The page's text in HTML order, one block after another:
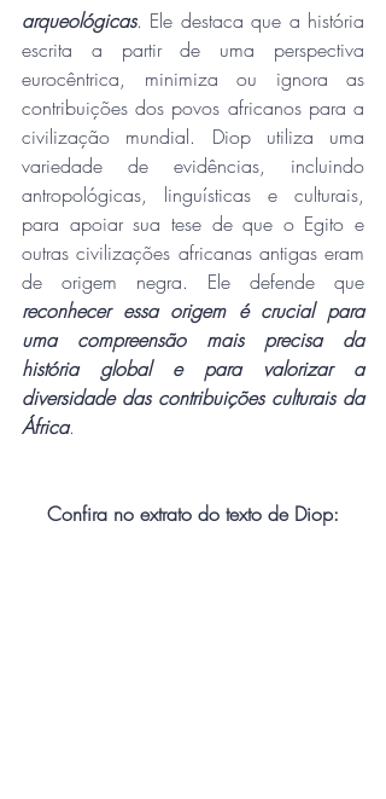
arqueológicas. Ele destaca que a história
escrita a partir de uma perspectiva
eurocêntrica, minimiza ou ignora as
contribuições dos povos africanos para a
civilização mundial. Diop utiliza uma
variedade de evidências, incluindo
antropológicas, linguísticas e culturais,
para apoiar sua tese de que o Egito e
outras civilizações africanas antigas eram
reconhecer essa origem é crucial para
uma compreensão mais precisa da
história global e para valorizar a
diversidade das contribuições culturais da
África.
Confira no extrato do texto de Diop: